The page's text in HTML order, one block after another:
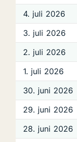
4. juli 2026
3. juli 2026
2. juli 2026
1. juli 2026
30. juni 2026
29. juni 2026
28. juni 2026